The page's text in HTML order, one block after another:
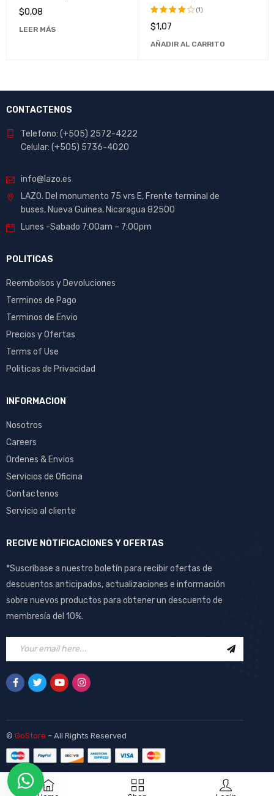
Calidad y Durabilidad
$0,08
LEER MÁS
Calidad Superior y Larga
Valorado
4.00de
(1)
$1,07
AÑADIR AL CARRITO
CONTACTENOS
Telefono: (+505) 2572-4222
Celular: (+505) 5736-4020
info@lazo.es
LAZO. Del monumento 75 vrs E, Frente terminal de
buses, Nueva Guinea, Nicaragua 82500
Lunes -Sabado 7:00am – 7:00pm
POLITICAS
Reembolsos y Devoluciones
Terminos de Pago
Terminos de Envio
Precios y Ofertas
Terms of Use
Politicas de Privacidad
INFORMACION
Nosotros
Careers
Ordenes & Envios
Servicios de Oficina
Contactenos
Servicio al cliente
RECIVE NOTIFICACIONES Y OFERTAS
*Suscríbase a nuestro boletín para recibir ofertas de
descuentos anticipados, actualizaciones e información
sobre nuevos productos para obtener un descuento de
membresía del 10%.
© GoStore – All Rights Reserved